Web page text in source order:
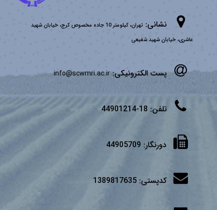
نشانی:
تهران، کیلومتر 10 جاده مخصوص کرج، خیابان شهید
عاشری، خیابان شهید شفیعی
پست الکترونیکی:info@scwmri.ac.ir
تلفن: 18-44901214
دورنگار: 44905709
کدپستی: 1389817635